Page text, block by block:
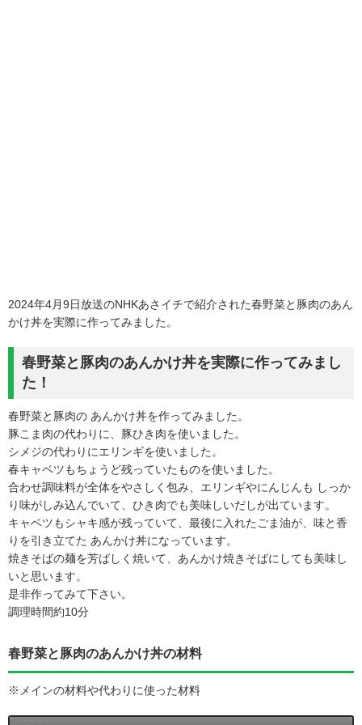
2024年4月9日放送のNHKあさイチで紹介された春野菜と豚肉のあん
かけ丼を実際に作ってみました。
春野菜と豚肉のあんかけ丼を実際に作ってみまし
た！
春野菜と豚肉の あんかけ丼を作ってみました。
豚こま肉の代わりに、豚ひき肉を使いました。
シメジの代わりにエリンギを使いました。
春キャベツもちょうど残っていたものを使いました。
合わせ調味料が全体をやさしく包み、エリンギやにんじんも しっか
り味がしみ込んでいて、ひき肉でも美味しいだしが出ています。
キャベツもシャキ感が残っていて、最後に入れたごま油が、味と香
りを引き立てた あんかけ丼になっています。
焼きそばの麺を芳ばしく焼いて、あんかけ焼きそばにしても美味し
いと思います。
是非作ってみて下さい。
調理時間約10分
春野菜と豚肉のあんかけ丼の材料
※メインの材料や代わりに使った材料